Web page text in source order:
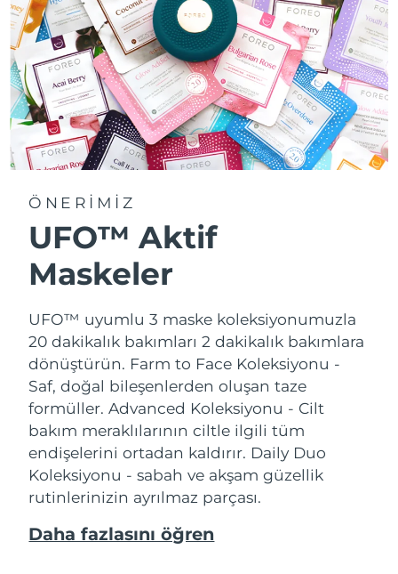
ÖNERİMİZ
UFO™ Aktif
Maskeler
UFO™ uyumlu 3 maske koleksiyonumuzla
20 dakikalık bakımları 2 dakikalık bakımlara
dönüştürün. Farm to Face Koleksiyonu -
Saf, doğal bileşenlerden oluşan taze
formüller. Advanced Koleksiyonu - Cilt
bakım meraklılarının ciltle ilgili tüm
endişelerini ortadan kaldırır. Daily Duo
Koleksiyonu - sabah ve akşam güzellik
rutinlerinizin ayrılmaz parçası.
Daha fazlasını öğren